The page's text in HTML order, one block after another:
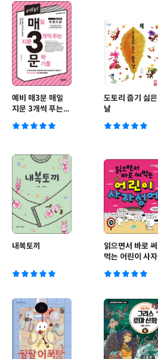
예비 매3문 매일
지문 3개씩 푸는
도토리 줍기 싫은
날
내복토끼
읽으면서 바로 써
먹는 어린이 사자